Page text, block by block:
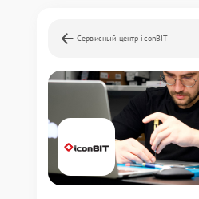
Сервисный центр iconBIT